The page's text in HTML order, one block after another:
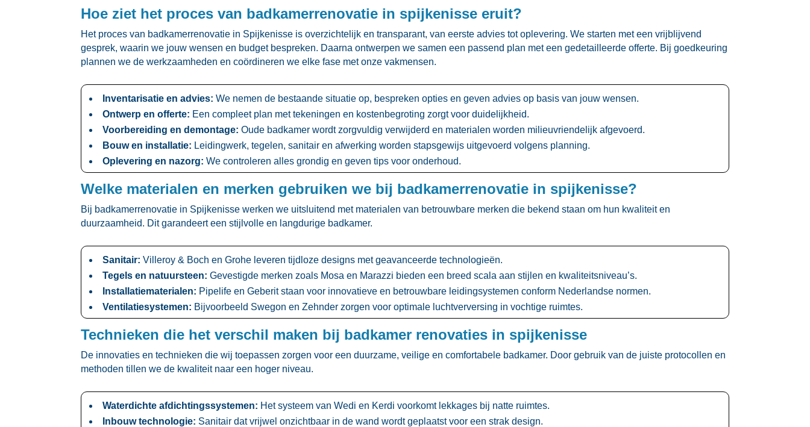
Hoe ziet het proces van badkamerrenovatie in spijkenisse eruit?
Het proces van badkamerrenovatie in Spijkenisse is overzichtelijk en transparant, van eerste advies tot oplevering.​ We starten met een vrijblijvend
gesprek, waarin we jouw wensen en budget bespreken.​ Daarna ontwerpen we samen een passend plan met een gedetailleerde offerte.​ Bij goedkeuring
plannen we de werkzaamheden en coördineren we elke fase met onze vakmensen.​
Inventarisatie en advies: We nemen de bestaande situatie op, bespreken opties en geven advies op basis van jouw wensen.​
Ontwerp en offerte: Een compleet plan met tekeningen en kostenbegroting zorgt voor duidelijkheid.​
Voorbereiding en demontage: Oude badkamer wordt zorgvuldig verwijderd en materialen worden milieuvriendelijk afgevoerd.​
Bouw en installatie: Leidingwerk, tegelen, sanitair en afwerking worden stapsgewijs uitgevoerd volgens planning.​
Oplevering en nazorg: We controleren alles grondig en geven tips voor onderhoud.​
Welke materialen en merken gebruiken we bij badkamerrenovatie in spijkenisse?
Bij badkamerrenovatie in Spijkenisse werken we uitsluitend met materialen van betrouwbare merken die bekend staan om hun kwaliteit en
duurzaamheid.​ Dit garandeert een stijlvolle en langdurige badkamer.​
Sanitair: Villeroy & Boch en Grohe leveren tijdloze designs met geavanceerde technologieën.​
Tegels en natuursteen: Gevestigde merken zoals Mosa en Marazzi bieden een breed scala aan stijlen en kwaliteitsniveau’s.​
Installatiematerialen: Pipelife en Geberit staan voor innovatieve en betrouwbare leidingsystemen conform Nederlandse normen.​
Ventilatiesystemen: Bijvoorbeeld Swegon en Zehnder zorgen voor optimale luchtverversing in vochtige ruimtes.​
Technieken die het verschil maken bij badkamer renovaties in spijkenisse
De innovaties en technieken die wij toepassen zorgen voor een duurzame, veilige en comfortabele badkamer.​ Door gebruik van de juiste protocollen en
methoden tillen we de kwaliteit naar een hoger niveau.​
Waterdichte afdichtingssystemen: Het systeem van Wedi en Kerdi voorkomt lekkages bij natte ruimtes.​
Inbouw technologie: Sanitair dat vrijwel onzichtbaar in de wand wordt geplaatst voor een strak design.​